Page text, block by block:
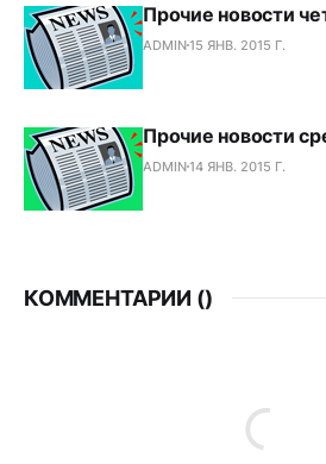
Прочие новости
ADMIN15 ЯНВ. 2015 Г.
Прочие новости
ADMIN14 ЯНВ. 2015 Г.
КОММЕНТАРИИ ()